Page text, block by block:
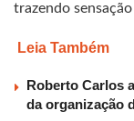
trazendo
Leia Também
Roberto Carlos
da organização